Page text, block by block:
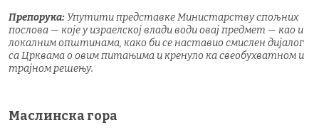
Препорука: Упутити представке Министарству спољних
послова — које у израелској влади води овај предмет — као и
локалним општинама, како би се наставио смислен дијалог
са Црквама о овим питањима и кренуло ка свеобухватном и
трајном решењу.
Маслинска гора